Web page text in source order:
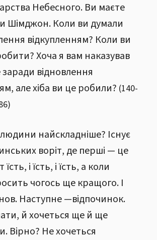
Небесного. Ви маєте
Шімджон. Коли ви думали
відкупленням? Коли ви
Хоча я вам наказував
відновлення
але хіба ви це робили? (140-
)
найскладніше? Існує
воріт, де перші — це
і їсть, і їсть, а коли
чогось ще кращого. І
Наступне —відпочинок.
й хочеться ще й ще
Вірно? Не хочеться